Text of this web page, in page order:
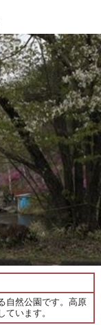
自然公園です。高原
います。